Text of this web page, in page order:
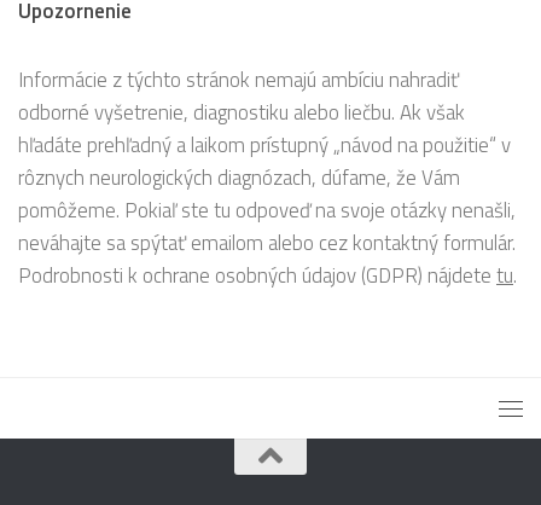
Upozornenie
Informácie z týchto stránok nemajú ambíciu nahradiť
odborné vyšetrenie, diagnostiku alebo liečbu. Ak však
hľadáte prehľadný a laikom prístupný „návod na použitie“ v
rôznych neurologických diagnózach, dúfame, že Vám
pomôžeme. Pokiaľ ste tu odpoveď na svoje otázky nenašli,
neváhajte sa spýtať emailom alebo cez kontaktný formulár.
Podrobnosti k ochrane osobných údajov (GDPR) nájdetetu.